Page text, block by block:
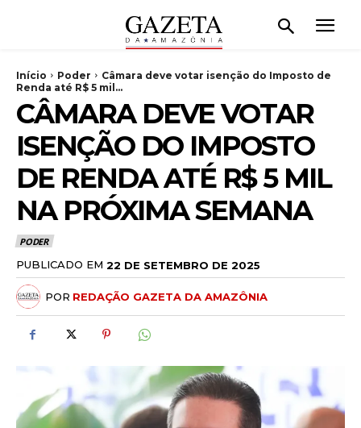
Início Poder
Câmara deve votar isenção do Imposto de
Renda até R$ 5 mil...
CÂMARA DEVE VOTAR
ISENÇÃO DO IMPOSTO
DE RENDA ATÉ R$ 5 MIL
NA PRÓXIMA SEMANA
PODER
PUBLICADO EM 22 DE SETEMBRO DE 2025
POR REDAÇÃO GAZETA DA AMAZÔNIA